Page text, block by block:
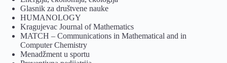
Glasnik za društvene nauke
HUMANOLOGY
Kragujevac Journal of Mathematics
MATCH – Communications in Mathematical and in
Computer Chemistry
Menadžment u sportu